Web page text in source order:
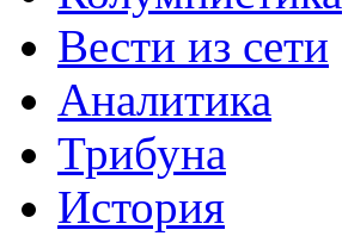
Вести из сети
Аналитика
Трибуна
История